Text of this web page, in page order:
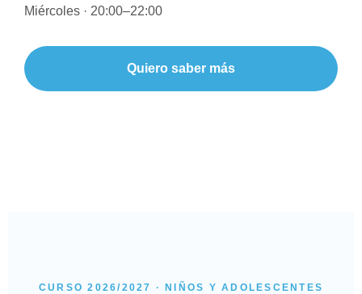
Miércoles · 20:00–22:00
Quiero saber más
CURSO 2026/2027 · NIÑOS Y ADOLESCENTES